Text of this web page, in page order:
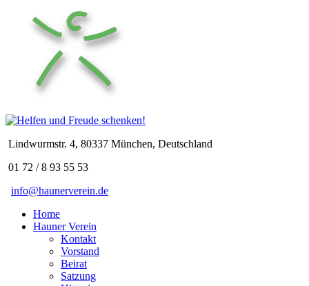
Lindwurmstr. 4, 80337 München, Deutschland
01 72 / 8 93 55 53
info@haunerverein.de
Home
Hauner Verein
Kontakt
Vorstand
Beirat
Satzung